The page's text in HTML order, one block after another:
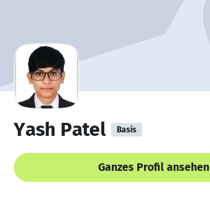
Yash Patel Basis
Ganzes Profil ansehen